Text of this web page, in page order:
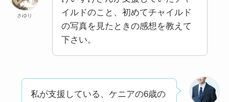
さゆり
イルドのこと、初めてチャイルド
の写真を見たときの感想を教えて
下さい。
私が支援している、ケニアの6歳の